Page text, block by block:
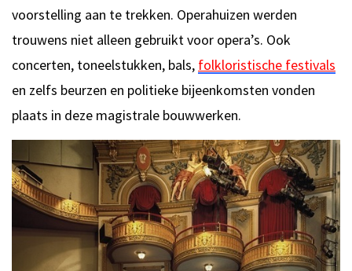
voorstelling aan te trekken. Operahuizen werden
trouwens niet alleen gebruikt voor opera’s. Ook
concerten, toneelstukken, bals, folkloristische festivals
en zelfs beurzen en politieke bijeenkomsten vonden
plaats in deze magistrale bouwwerken.